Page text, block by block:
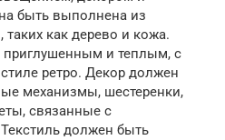
быть выполнена из
таких как дерево и кожа.
и теплым, с
ретро. Декор должен
механизмы, шестеренки,
связанные с
должен быть